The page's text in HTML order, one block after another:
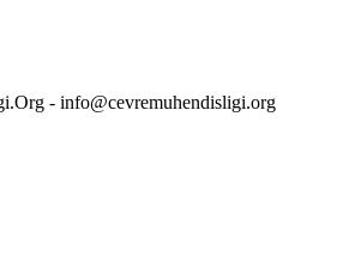
- info@cevremuhendisligi.org